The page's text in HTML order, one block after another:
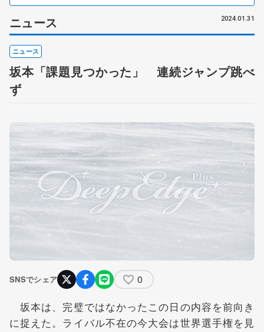
ニュース 2024.01.31
ニュース
坂本「課題見つかった」 連続ジャンプ跳べ
ず
SNSでシェア 0
坂本は、完璧ではなかったこの日の内容を前向き
に捉えた。ライバル不在の今大会は世界選手権を見